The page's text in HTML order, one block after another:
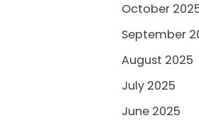
October
September
August 2025
July 2025
June 2025